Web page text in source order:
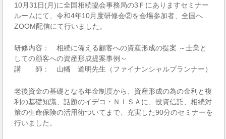
10月31日(月)に全国相続協会事務局の3Ｆにありますセミナー
ルームにて、令和4年10月度研修会②を会場参加者、全国へ
ZOOM配信にて行いました。
研修内容： 相続に備える顧客への資産形成の提案 ～士業と
しての顧客への資産形成提案事例～
講 師： 山幡 道明先生（ファイナンシャルプランナー）
老後資金の基礎となる年金制度から、資産形成の為の金利と複
利の基礎知識、話題のイデコ・ＮＩＳＡに、投資信託、相続対
策の生命保険の活用術ついてまで、充実した90分のセミナーを
行いました。